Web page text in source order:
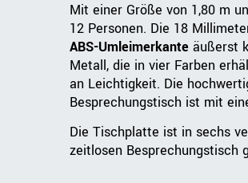
Mit einer Größe von 1,80 m
12 Personen. Die 18
ABS-Umleimerkante äußerst
Metall, die in vier Farben
an Leichtigkeit. Die
Besprechungstisch ist mit
Die Tischplatte ist in sechs
zeitlosen Besprechungstisch